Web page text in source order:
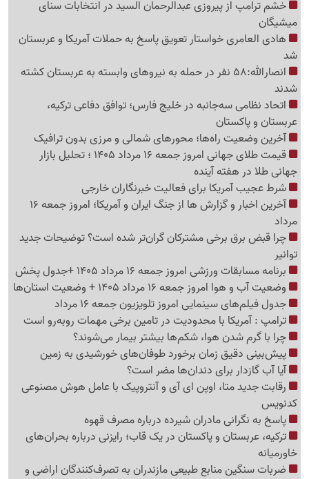
خشم ترامپ از پیروزی عبدالرحمان السید در انتخابات سنای
میشیگان
هادی العامری خواستار تعویق پاسخ به حملات آمریکا و عربستان
شد
انصارالله:58 نفر در حمله به نیروهای وابسته به عربستان کشته
شدند
اتحاد نظامی سه‌جانبه در خلیج فارس؛ توافق دفاعی ترکیه،
عربستان و پاکستان
آخرین وضعیت راه‌ها؛ محورهای شمالی و مرزی بدون ترافیک
قیمت طلای جهانی امروز جمعه 16 مرداد 1405 ؛ تحلیل بازار
جهانی طلا در هفته آینده
شرط عجیب آمریکا برای فعالیت خبرنگاران خارجی
آخرین اخبار و گزارش ها از جنگ ایران و آمریکا؛ امروز جمعه 16
مرداد
چرا قبض برق برخی مشترکان گران‌تر شده است؟ توضیحات جدید
توانیر
برنامه مسابقات ورزشی امروز جمعه 16 مرداد 1405 +جدول پخش
وضعیت آب و هوا امروز جمعه 16 مرداد 1405 + وضعیت استان‌ها
جدول فیلم‌های سینمایی امروز تلویزیون جمعه 16 مرداد
ترامپ : آمریکا با محدودیت در تامین برخی مهمات روبه‌رو است
چرا با گرم شدن هوا، شکم‌ها بیشتر بیمار می‌شوند؟
پیش‌بینی دقیق زمان برخورد طوفان‌های خورشیدی به زمین
آیا آب گازدار برای دندان‌ها مضر است؟
رقابت جدید متا، اوپن ای آی و آنتروپیک با عامل هوش مصنوعی
کدنویس
پاسخ به نگرانی مادران شیرده درباره مصرف قهوه
ترکیه، عربستان و پاکستان در یک قاب؛ رایزنی درباره بحران‌های
خاورمیانه
ضربات سنگین منابع طبیعی مازندران به تصرف‌کنندگان اراضی و